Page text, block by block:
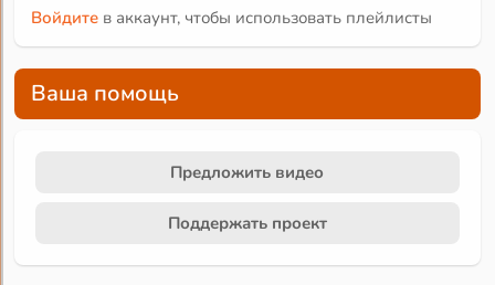
Войдите в аккаунт, чтобы использовать плейлисты
Ваша помощь
Предложить видео
Поддержать проект